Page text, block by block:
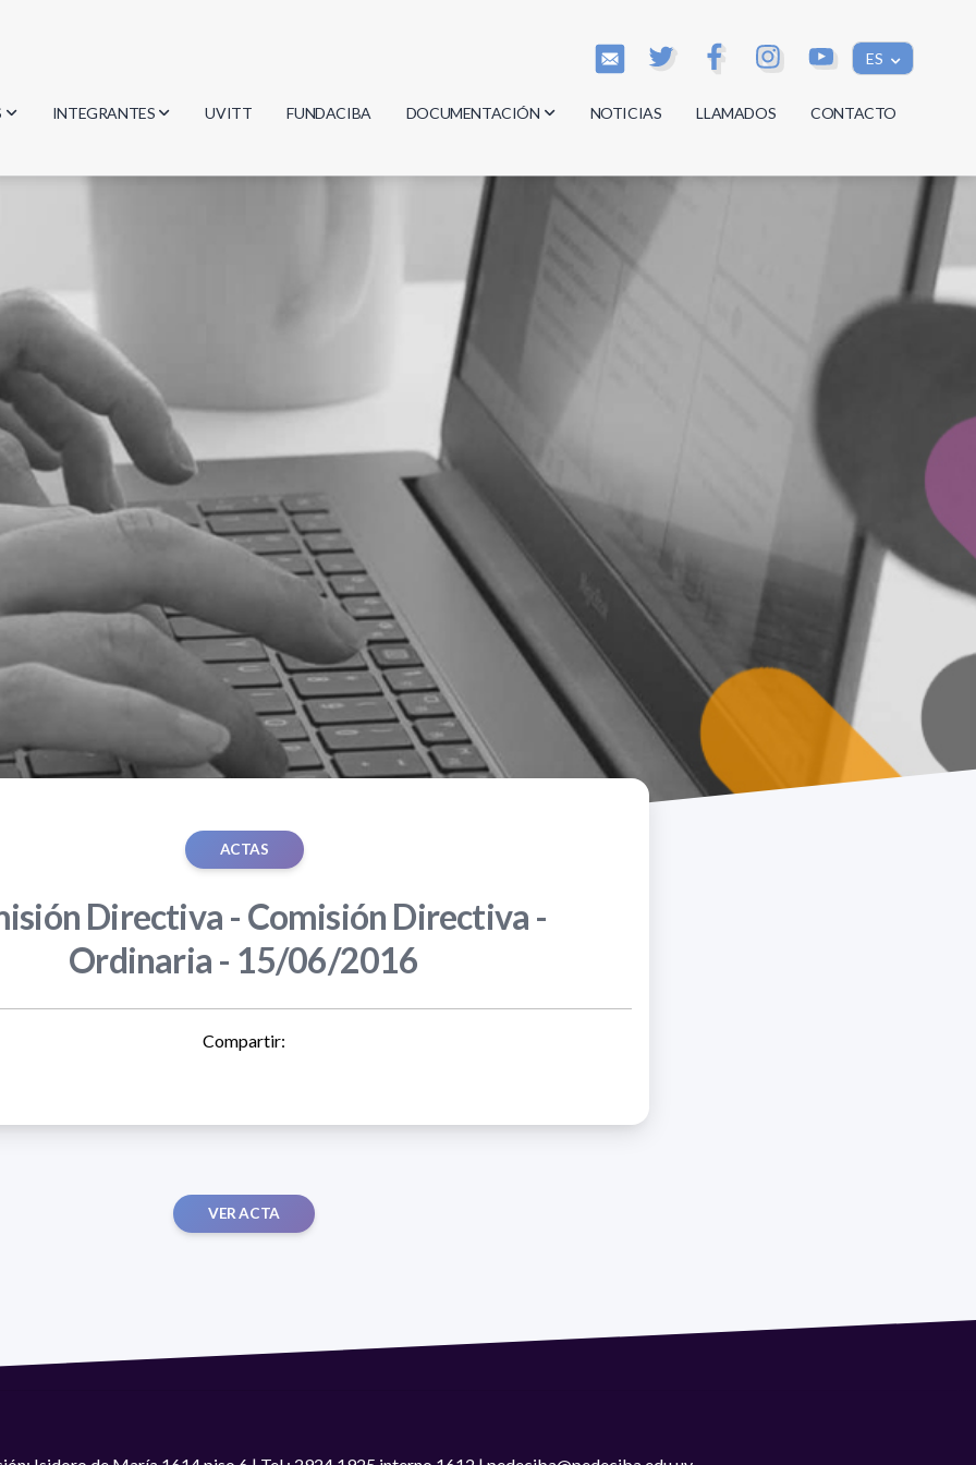
ES
INTEGRANTES
Investigadores
UVITT FUNDACIBA DOCUMENTACIÓN
Actas
Reglamentos
Documentos
NOTICIAS LLAMADOS CONTACTO
ACTAS
Directiva - Comisión Directiva -
Ordinaria - 15/06/2016
Compartir:
VER ACTA